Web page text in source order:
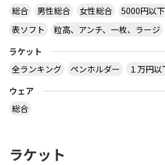
総合
男性総合 女性総合 5000円以下
表ソフト
粒高、アンチ、一枚、ラージ
ラケット
全ランキング
ペンホルダー
１万円
ウェア
総合
ラケット